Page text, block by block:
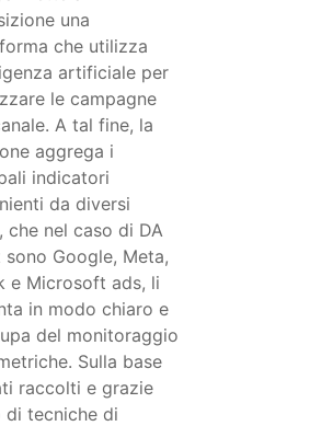
una
che utilizza
artificiale per
le campagne
A tal fine, la
aggrega i
indicatori
da diversi
che nel caso di DA
sono Google, Meta,
e Microsoft ads, li
in modo chiaro e
del monitoraggio
Sulla base
raccolti e grazie
di tecniche di